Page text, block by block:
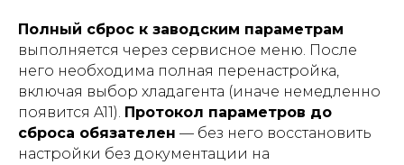
Полный сброс к заводским параметрам
выполняется через сервисное меню. После
него необходима полная перенастройка,
включая выбор хладагента (иначе немедленно
появится A11). Протокол параметров до
сброса обязателен — без него восстановить
настройки без документации на